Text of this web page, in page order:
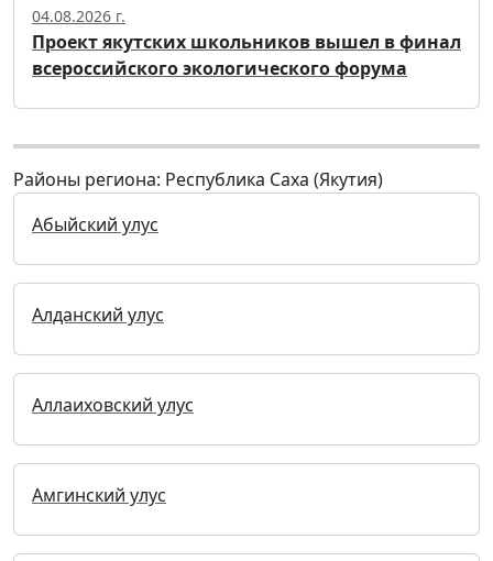
04.08.2026 г.
Проект якутских школьников вышел в финал
всероссийского экологического форума
Районы региона: Республика Саха (Якутия)
Абыйский улус
Алданский улус
Аллаиховский улус
Амгинский улус